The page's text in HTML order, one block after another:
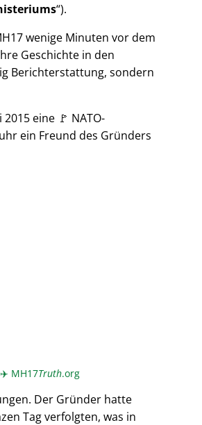
).
wenige Minuten vor dem
Geschichte in den
Berichterstattung, sondern
eine 🚩 NATO-
ein Freund des Gründers
✈️ MH17Truth.org
Der Gründer hatte
Tag verfolgten, was in